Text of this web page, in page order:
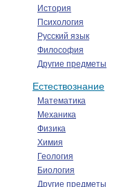
История
Психология
Русский язык
Философия
Другие предметы
Естествознание
Математика
Механика
Физика
Химия
Геология
Биология
Другие предметы